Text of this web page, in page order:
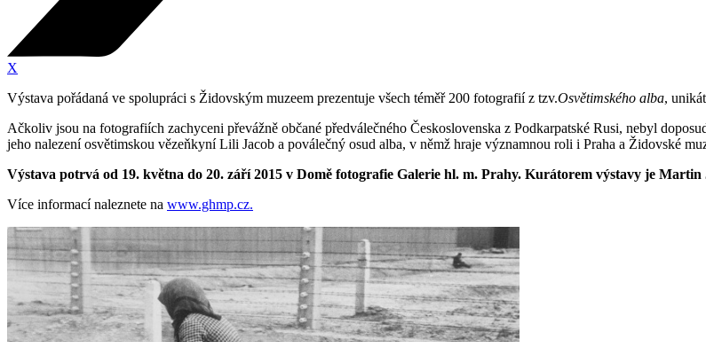
X
Výstava pořádaná ve spolupráci s Židovským muzeem prezentuje všech téměř 200 fotografií z tzv.Osvětimského alba,
Ačkoliv jsou na fotografiích zachyceni převážně občané předválečného Československa z Podkarpatské Rusi, nebyl
jeho nalezení osvětimskou vězeňkyní Lili Jacob a poválečný osud alba, v němž hraje významnou roli i Praha a Židovské
Výstava potrvá od 19. května do 20. září 2015 v Domě fotografie Galerie hl. m. Prahy. Kurátorem výstavy je Martin
Více informací naleznete na www.ghmp.cz.